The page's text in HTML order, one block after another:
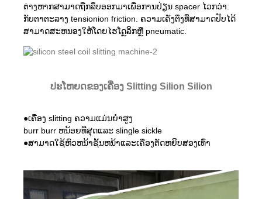
ຕ່າງຫາກສາມາດຖືກລຶບອອກມາເພື່ອການປ່ຽນ spacer ໄວກວ່າ.
ກັບຕາຕະລາງ tensionion friction. ຄວາມເຄັ່ງຕຶງທີ່ສາມາດປັບໄດ້
ສາມາດສະຫນອງໃຫ້ໂດຍໄຮໂດຼລິກຫຼື pneumatic.
ປະໂຫຍດຂອງເຄື່ອງ Slitting Silion Silion
●ເຄື່ອງ slitting ຄວາມແມ່ນຍໍາສູງ
burr burr ຫນ້ອຍທີ່ສຸດແລະ slingle sickle
●ສາມາດໃຊ້ຫົວຫນ້າຊັ້ນຫນ້າແລະເຄື່ອງຕັດຫຍິບສອງເທົ່າ